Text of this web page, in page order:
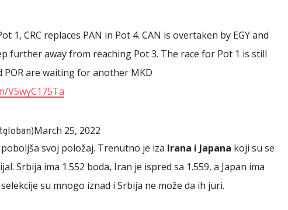
1, CRC replaces PAN in Pot 4. CAN is overtaken by EGY and
further away from reaching Pot 3. The race for Pot 1 is still
POR are waiting for another MKD
V5wyC175Ta
March 25, 2022
svoj položaj. Trenutno je iza Irana i Japana koji su se
Srbija ima 1.552 boda, Iran je ispred sa 1.559, a Japan ima
selekcije su mnogo iznad i Srbija ne može da ih juri.